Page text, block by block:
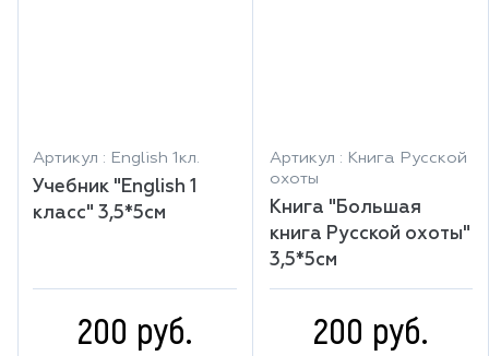
Артикул : English 1кл.
Учебник "English 1
класс" 3,5*5см
200 руб.
Артикул : Книга Русской
охоты
Книга "Большая
книга Русской охоты"
3,5*5см
200 руб.